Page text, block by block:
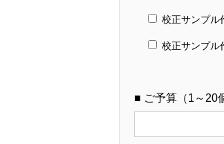
校正サンプル
校正サンプル
■ ご予算（1～20